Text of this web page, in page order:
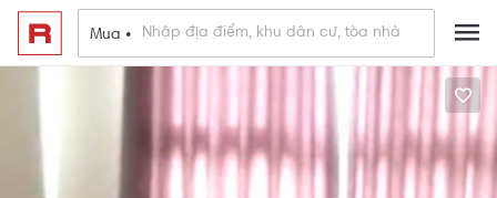
Mua •